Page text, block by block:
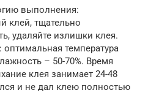
выполнения:
клей, тщательно
удаляйте излишки клея.
температура
– 50-70%. Время
клея занимает 24-48
и не дал клею полностью